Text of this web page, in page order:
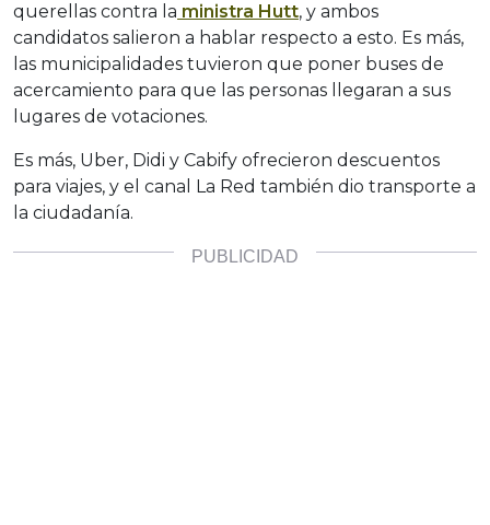
querellas contra la ministra Hutt, y ambos
candidatos salieron a hablar respecto a esto. Es más,
las municipalidades tuvieron que poner buses de
acercamiento para que las personas llegaran a sus
lugares de votaciones.
Es más, Uber, Didi y Cabify ofrecieron descuentos
para viajes, y el canal La Red también dio transporte a
la ciudadanía.